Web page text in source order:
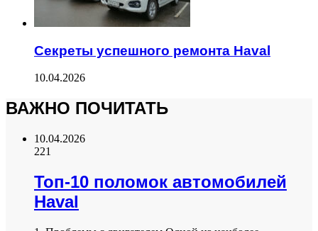
Секреты успешного ремонта Haval
10.04.2026
ВАЖНО ПОЧИТАТЬ
10.04.2026
221
Топ-10 поломок автомобилей
Haval